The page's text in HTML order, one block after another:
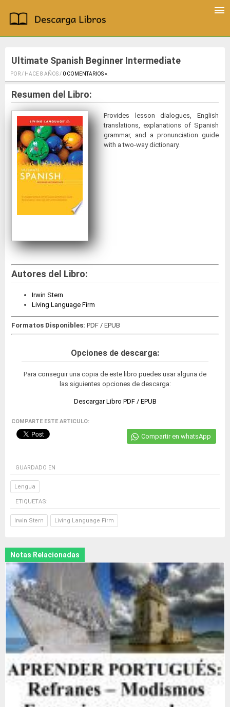
Ultimate Spanish Beginner Intermediate
POR / HACE 8 AÑOS / 0 COMENTARIOS ».
Resumen del Libro:
Provides lesson dialogues, English
translations, explanations of Spanish
grammar, and a pronunciation guide
with a two-way dictionary.
Autores del Libro:
Irwin Stern
Living Language Firm
Formatos Disponibles: PDF / EPUB
Opciones de descarga:
Para conseguir una copia de este libro puedes usar alguna de
las siguientes opciones de descarga:
Descargar Libro PDF / EPUB
COMPARTE ESTE ARTICULO:
Compartir en whatsApp
GUARDADO EN
Lengua
ETIQUETAS:
Irwin Stern Living Language Firm
Notas Relacionadas